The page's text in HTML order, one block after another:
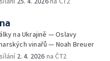
na Ukrajině — Oslavy
vinařů — Noah Breuer
2. 4. 2026 na ČT2